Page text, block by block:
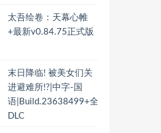
太吾绘卷：天幕心帷
+最新v0.84.75正式版
末日降临! 被美女们关
进避难所!?|中字-国
语|Build.23638499+全
DLC